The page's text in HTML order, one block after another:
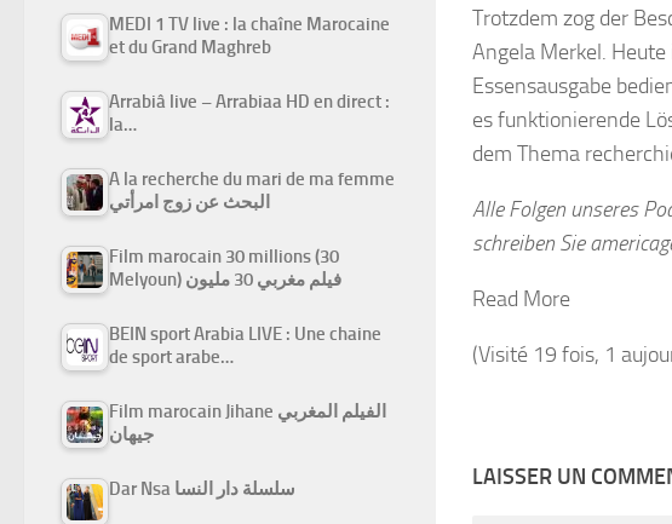
Trotzdem zog der
Angela Merkel.
Essensausgabe
es funktionierende
dem Thema
Alle Folgen unseres
schreiben Sie
Read More
(Visité 19 fois, 1
LAISSER UN
MEDI 1 TV live : la chaîne Marocaine
et du Grand Maghreb
Arrabiâ live – Arrabiaa HD en direct :
la…
A la recherche du mari de ma femme
البحث عن زوج امرأتي
Film marocain 30 millions (30
Melyoun) فيلم مغربي 30 مليون
BEIN sport Arabia LIVE : Une chaine
de sport arabe…
Film marocain Jihane الفيلم المغربي
جيهان
Dar Nsa سلسلة دار النسا